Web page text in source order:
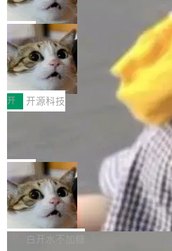
（<a href="https://
bug.cgi?id=204...
orkers 跑了十年 Isolate。用 CEO
nce 的话说：「我们一生都在用
码，而 AI Agent 不需要容器，它们
late。」 容器为什么不合适 容器的问
和销毁都太重了。一个 Agent 要执
只需要几毫秒的 CPU 时间，但容器
就绪要花数秒。如果未来有十...
诉讼，称“Apple is getting this
g”
上个月，苹果一纸诉状把 OpenAI
控其挖角苹果前员工并窃取商业秘
状把 OpenAI 描述成一个系统性地
人、套取机密信息的对手。 OpenAI
函，也没选择庭外沉默。它在官网
文，标题只有六个字：Apple is
ng。 然后，它把邮件往来和
录全贴了出来。 他发错人了 苹果外
iel Gross 来自 Weil 律所，2 月 23
给 OpenAI 总法律顾问 Che Chang
件，附了一封长信，要求 OpenAI
果员工带走机密信...
局
HUAWEI MatePad Edge上架
ddy鸿蒙PC版，说话就能干活的
搭子
全能AI工作台WorkBuddy鸿蒙PC版
I MatePad Edge应用市场，直接下
用，与鸿蒙电脑上的体验一致。值
这是目前市面上唯一支持平板接入
C版的产品，搭载“人机双写”重磅
你的，AI写AI的，同屏协作互不干
AI帮你干活，现在开启全新体验！
体验WorkBuddy鸿蒙PC版前，请将
atePad Edge 升级至 HarmonyOS
P9 patch03及以上版本。 *升级路
开 开源科技
FFmpeg 9.0 发布：代号“Lei”，
全球知名开源多媒体框架 FFmpeg
布了 9.0 版本。这个版本除了带来
处理能力和硬件加速支持之外，还
处：FFmpeg 9.0 的代号是“Lei”。
来自中国开发者雷霄骅（Lei
很多中国音视频开发者而言，这个名
局
亚马逊成本失控：AI 写代码烧掉
万元，超预算 860%
外媒近日曝光了亚马逊的多份内部
导致公司在多个项目上超支。《金融
白开水不加糖